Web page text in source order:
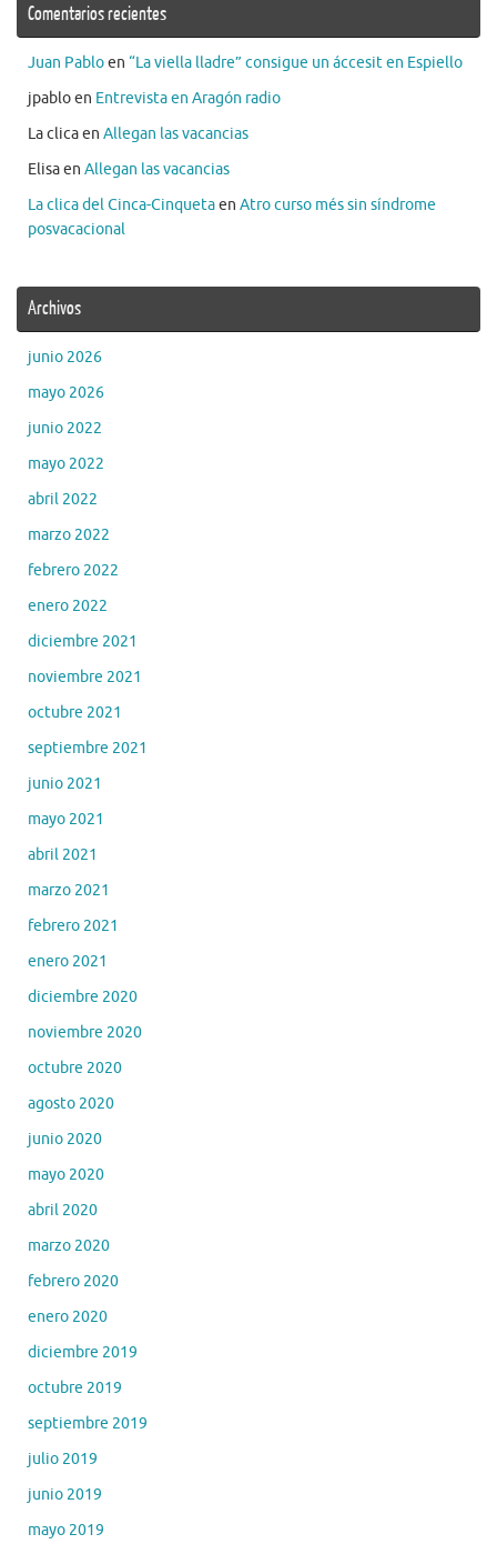
Comentarios recientes
Juan Pabloen “La viella lladre” consigue un áccesit en Espiello
jpabloen Entrevista en Aragón radio
La clicaen Allegan las vacancias
Elisaen Allegan las vacancias
La clica del Cinca-Cinquetaen Atro curso més sin síndrome
posvacacional
Archivos
junio 2026
mayo 2026
junio 2022
mayo 2022
abril 2022
marzo 2022
febrero 2022
enero 2022
diciembre 2021
noviembre 2021
octubre 2021
septiembre 2021
junio 2021
mayo 2021
abril 2021
marzo 2021
febrero 2021
enero 2021
diciembre 2020
noviembre 2020
octubre 2020
agosto 2020
junio 2020
mayo 2020
abril 2020
marzo 2020
febrero 2020
enero 2020
diciembre 2019
octubre 2019
septiembre 2019
julio 2019
junio 2019
mayo 2019